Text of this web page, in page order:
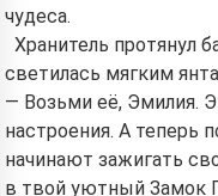
чудеса.
Хранитель протянул
светилась мягким
— Возьми её, Эмилия.
настроения. А теперь
начинают зажигать
в твой уютный Замок